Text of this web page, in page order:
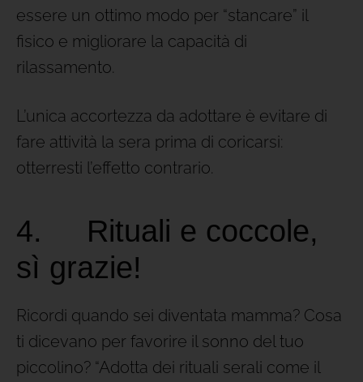
essere un ottimo modo per “stancare” il
fisico e migliorare la capacità di
rilassamento.
L’unica accortezza da adottare è evitare di
fare attività la sera prima di coricarsi:
otterresti l’effetto contrario.
4. Rituali e coccole,
sì grazie!
Ricordi quando sei diventata mamma? Cosa
ti dicevano per favorire il sonno del tuo
piccolino? “Adotta dei rituali serali come il